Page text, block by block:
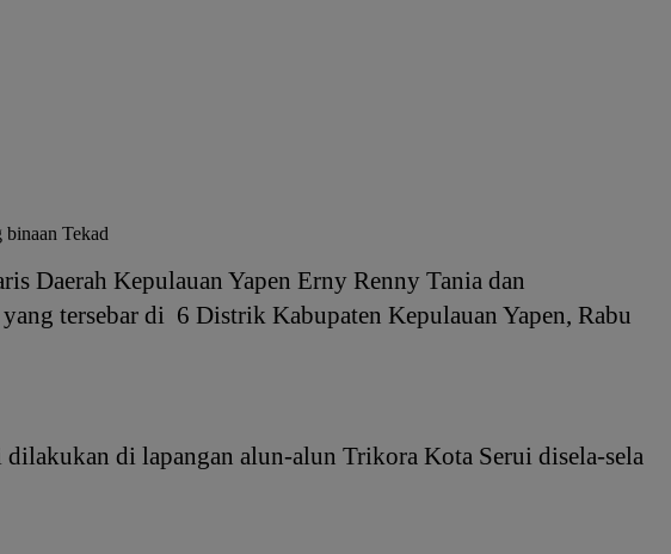
Tekad
Daerah Kepulauan Yapen Erny Renny Tania dan
tersebar di 6 Distrik Kabupaten Kepulauan Yapen, Rabu
di lapangan alun-alun Trikora Kota Serui disela-sela